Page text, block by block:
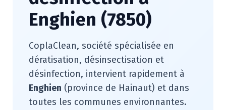
Enghien (7850)
CoplaClean, société spécialisée en
dératisation, désinsectisation et
désinfection, intervient rapidement à
Enghien (province de Hainaut) et dans
toutes les communes environnantes.